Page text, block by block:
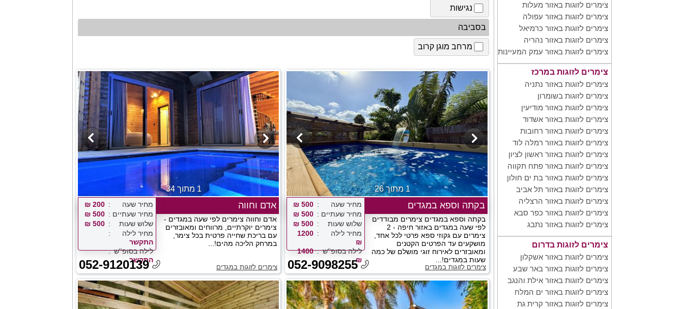
צימרים לזוגות באזור מעלות
צימרים לזוגות באזור עפולה
צימרים לזוגות באזור כרמיאל
צימרים לזוגות באזור נהריה
צימרים לזוגות באזור עמק המעיינות
צימרים לזוגות במרכז
צימרים לזוגות באזור נתניה
צימרים לזוגות בשומרון
צימרים לזוגות באזור מודיעין
צימרים לזוגות באזור אשדוד
צימרים לזוגות באזור רחובות
צימרים לזוגות באזור רמלה לוד
צימרים לזוגות באזור ראשון לציון
צימרים לזוגות באזור פתח תקווה
צימרים לזוגות באזור בת ים חולון
צימרים לזוגות באזור תל אביב
צימרים לזוגות באזור הרצליה
צימרים לזוגות באזור כפר סבא
צימרים לזוגות באזור נתבג
צימרים לזוגות בדרום
צימרים לזוגות באזור אשקלון
צימרים לזוגות באזור באר שבע
צימרים לזוגות באזור אילת והנגב
צימרים לזוגות באזור ים המלח
צימרים לזוגות באזור קרית גת
נגישות
בסביבה
מרחב מוגן קרוב
1 מתוך 26
בקתה וספא במגדים
בקתה וספא במגדים צימרים מבודדים
לפי שעה במגדים באזור חיפה - 2
צימרים עם גקוזי ספא פרטי לכל אחד,
מושקעים עד הפרטים הקטנים
ומאובזרים לאירוח זוגי מושלם של כמה
שעות במגדים!...
צימרים לזוגות במגדים
מחיר שעה
500 ₪
מחיר שעתיים
500 ₪
שלוש שעות
500 ₪
מחיר לילה
1200
₪
לילה בסופ''ש
1400
₪
052-9098255
1 מתוך 34
אדם וחווה
אדם וחווה צימרים לפי שעה במגדים -
צימרים יוקרתיים, מרווחים ומאובזרים
עם בריכת שחייה פרטית בכל צימר,
במרחק הליכה מהים!...
צימרים לזוגות במגדים
מחיר שעה
200 ₪
מחיר שעתיים
500 ₪
שלוש שעות
500 ₪
מחיר לילה
התקשר
לילה בסופ''ש
התקשר
052-9120139